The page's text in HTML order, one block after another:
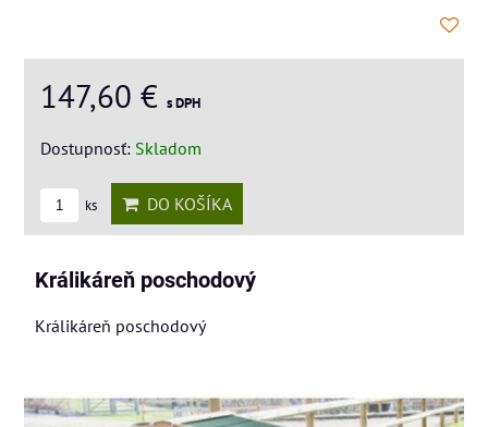
147,60 € s DPH
Dostupnosť: Skladom
ks DO KOŠÍKA
Králikáreň poschodový
Králikáreň poschodový